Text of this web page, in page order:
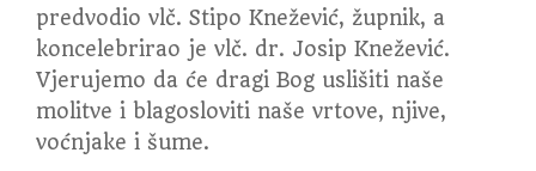
predvodio vlč. Stipo Knežević, župnik, a
koncelebrirao je vlč. dr. Josip Knežević.
Vjerujemo da će dragi Bog uslišiti naše
molitve i blagosloviti naše vrtove, njive,
voćnjake i šume.